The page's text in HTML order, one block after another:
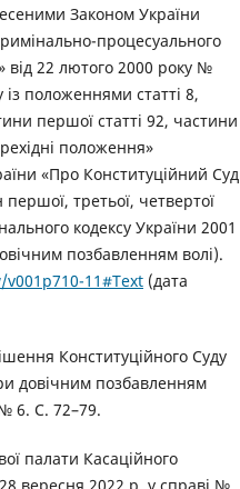
Законом України
процесуального
від 22 лютого 2000 року №
із положеннями статті 8,
першої статті 92, частини
положення»
«Про Конституційний Суд
першої, третьої, четвертої
кодексу України 2001
позбавленням волі).
11#Text (дата
Конституційного Суду
довічним позбавленням
6. С. 72–79.
палати Касаційного